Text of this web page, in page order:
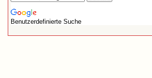
Benutzerdefinierte Suche